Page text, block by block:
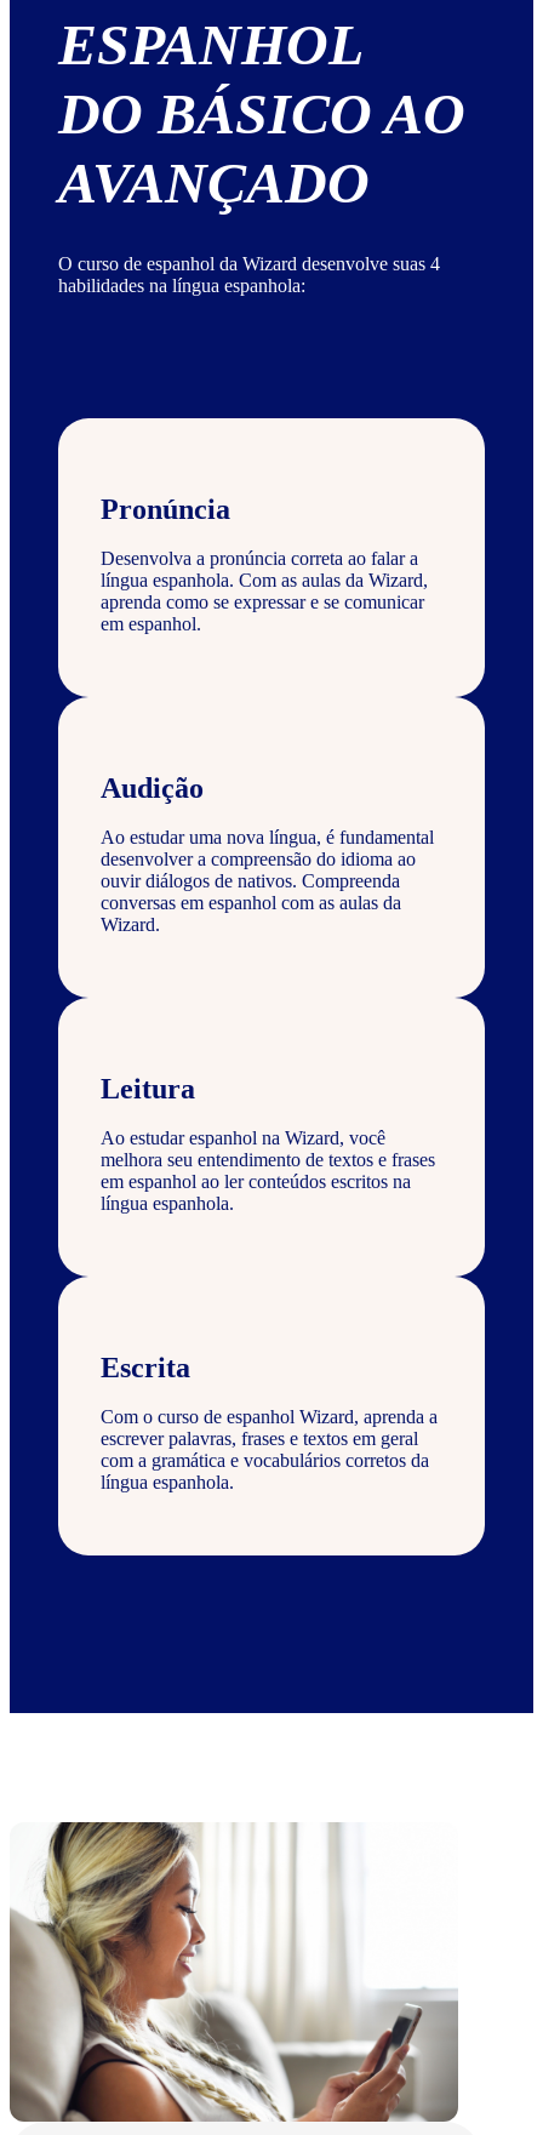
ESPANHOL
DO BÁSICO AO
AVANÇADO
O curso de espanhol da Wizard desenvolve suas 4
habilidades na língua espanhola:
Pronúncia
Desenvolva a pronúncia correta ao falar a
língua espanhola. Com as aulas da Wizard,
aprenda como se expressar e se comunicar
em espanhol.
Audição
Ao estudar uma nova língua, é fundamental
desenvolver a compreensão do idioma ao
ouvir diálogos de nativos. Compreenda
conversas em espanhol com as aulas da
Wizard.
Leitura
Ao estudar espanhol na Wizard, você
melhora seu entendimento de textos e frases
em espanhol ao ler conteúdos escritos na
língua espanhola.
Escrita
Com o curso de espanhol Wizard, aprenda a
escrever palavras, frases e textos em geral
com a gramática e vocabulários corretos da
língua espanhola.